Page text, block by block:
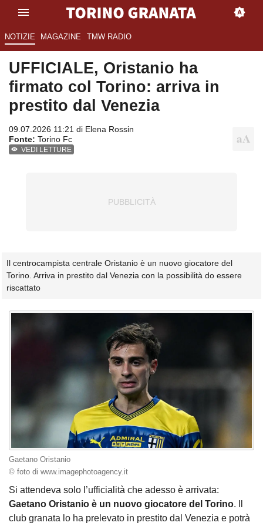
NOTIZIE MAGAZINE TMW RADIO
UFFICIALE, Oristanio ha
firmato col Torino: arriva in
prestito dal Venezia
09.07.2026 11:21 di Elena Rossin
Fonte: Torino Fc
VEDI LETTURE
Il centrocampista centrale Oristanio è un nuovo giocatore del
Torino. Arriva in prestito dal Venezia con la possibilità do essere
riscattato
Gaetano Oristanio
© foto di www.imagephotoagency.it
Si attendeva solo l’ufficialità che adesso è arrivata:
Gaetano Oristanio è un nuovo giocatore del Torino. Il
club granata lo ha prelevato in prestito dal Venezia e potrà